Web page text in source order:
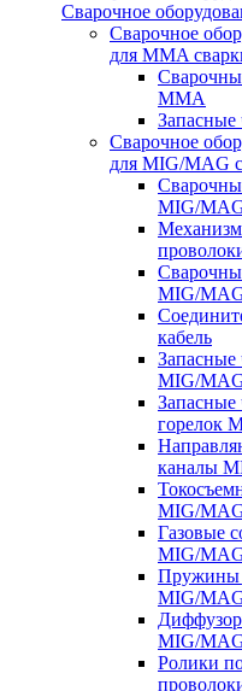
Сварочное
Сварочное
для MMA
MMA
Запасные
Сварочное
для MIG/MAG
MIG/
MIG/
кабель
Запасные
MIG/
Запасные
горелок
каналы
MIG/
Газовые
MIG/
Пружины
MIG/
MIG/
Ролики